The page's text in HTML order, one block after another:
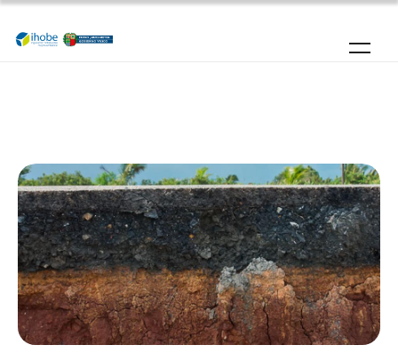
Pasar al contenido principal